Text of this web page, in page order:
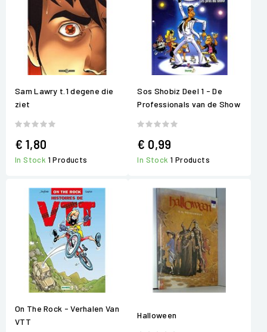
Sam Lawry t.1 degene die
ziet
€ 1,80
In Stock 1 Products
Sos Shobiz Deel 1 - De
Professionals van de Show
€ 0,99
In Stock1 Products
On The Rock - Verhalen Van
VTT
Halloween